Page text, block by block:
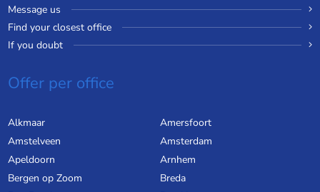
Message us
Find your closest office
If you doubt
Offer per office
Alkmaar
Amersfoort
Amstelveen
Amsterdam
Apeldoorn
Arnhem
Bergen op Zoom
Breda